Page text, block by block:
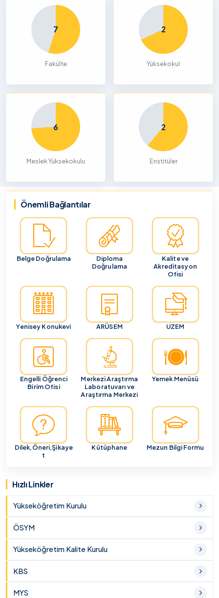
7
Fakülte
2
Yüksekokul
6
Meslek Yüksekokulu
2
Enstitüler
Önemli Bağlantılar
Belge Doğrulama
Diploma
Doğrulama
Kalite ve
Akreditasyon
Ofisi
Yenisey Konukevi ARÜSEM UZEM
Engelli Öğrenci
Birim Ofisi
Merkezi Araştırma
Laboratuvarı ve
Araştırma Merkezi
Yemek Menüsü
Dilek,Öneri,Şikaye
t
Kütüphane Mezun Bilgi Formu
Hızlı Linkler
Yükseköğretim Kurulu
ÖSYM
Yükseköğretim Kalite Kurulu
KBS
MYS